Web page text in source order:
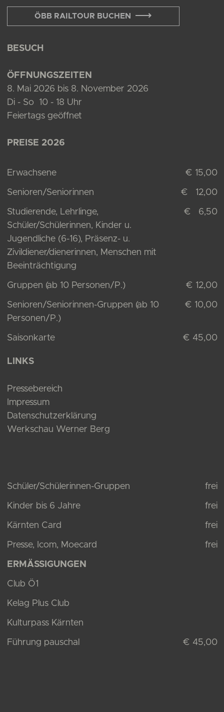
ÖBB RAILTOUR BUCHEN
BESUCH
ÖFFNUNGSZEITEN
8. Mai 2026 bis 8. November 2026
Di - So 10 - 18 Uhr
Feiertags geöffnet
PREISE 2026
Erwachsene € 15,00
Senioren/Seniorinnen € 12,00
Studierende, Lehrlinge,
Schüler/Schülerinnen, Kinder u.
Jugendliche (6-16), Präsenz- u.
Zivildiener/dienerinnen, Menschen mit
Beeinträchtigung
€ 6,50
Gruppen (ab 10 Personen/P.) € 12,00
Senioren/Seniorinnen-Gruppen (ab 10
Personen/P.)
€ 10,00
Saisonkarte € 45,00
LINKS
Pressebereich
Impressum
Datenschutzerklärung
Werkschau Werner Berg
Schüler/Schülerinnen-Gruppen frei
Kinder bis 6 Jahre frei
Kärnten Card frei
Presse, Icom, Moecard frei
ERMÄSSIGUNGEN
Club Ö1
Kelag Plus Club
Kulturpass Kärnten
Führung pauschal € 45,00